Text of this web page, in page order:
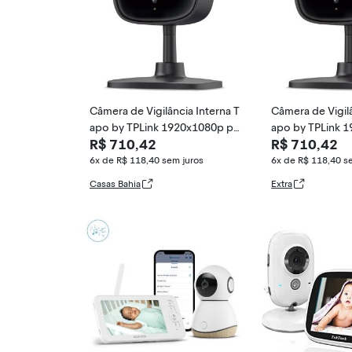
Câmera de Vigilância Interna T
apo by TPLink 1920x1080p pa
ra Monitoramento de Bebês e
Pets - Visão Noturna, Áudio 2
Vias, Nuvem
R$ 710,42
6x de R$ 118,40 sem juros
Casas Bahia
Câmera de
apo by TPLink
ra
Pets - Visão
Vias, Nuvem
R$ 710,42
6x de R$ 118,40
Extra